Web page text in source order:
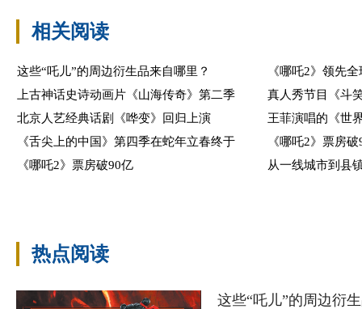
相关阅读
这些“吒儿”的周边衍生品来自哪里？
《哪吒2》领先
上古神话史诗动画片《山海传奇》第二季
真人秀节目《斗
北京人艺经典话剧《哗变》回归上演
王菲演唱的《世
《舌尖上的中国》第四季在蛇年立春终于
《哪吒2》票房
《哪吒2》票房破90亿
从一线城市到县
热点阅读
这些“吒儿”的周边衍